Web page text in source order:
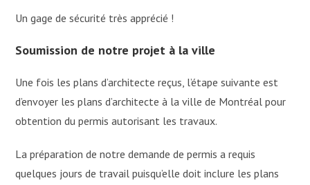
Un gage de sécurité très apprécié !
Soumission de notre projet à la ville
Une fois les plans d’architecte reçus, l’étape suivante est
d’envoyer les plans d’architecte à la ville de Montréal pour
obtention du permis autorisant les travaux.
La préparation de notre demande de permis a requis
quelques jours de travail puisqu’elle doit inclure les plans